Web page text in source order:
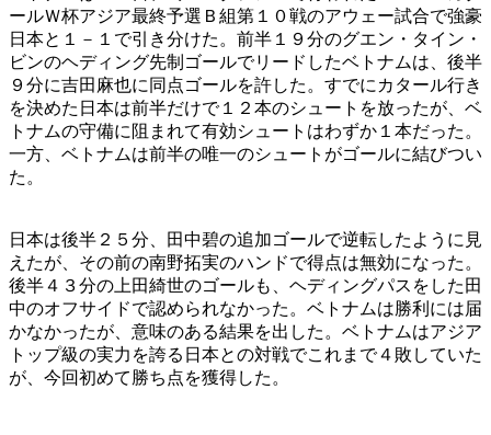
ールＷ杯アジア最終予選Ｂ組第１０戦のアウェー試合で強豪
日本と１－１で引き分けた。前半１９分のグエン・タイン・
ビンのヘディング先制ゴールでリードしたベトナムは、後半
９分に吉田麻也に同点ゴールを許した。すでにカタール行き
を決めた日本は前半だけで１２本のシュートを放ったが、ベ
トナムの守備に阻まれて有効シュートはわずか１本だった。
一方、ベトナムは前半の唯一のシュートがゴールに結びつい
た。
日本は後半２５分、田中碧の追加ゴールで逆転したように見
えたが、その前の南野拓実のハンドで得点は無効になった。
後半４３分の上田綺世のゴールも、ヘディングパスをした田
中のオフサイドで認められなかった。ベトナムは勝利には届
かなかったが、意味のある結果を出した。ベトナムはアジア
トップ級の実力を誇る日本との対戦でこれまで４敗していた
が、今回初めて勝ち点を獲得した。